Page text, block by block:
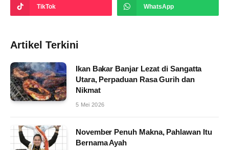
TikTok WhatsApp
Artikel Terkini
Ikan Bakar Banjar Lezat di Sangatta
Utara, Perpaduan Rasa Gurih dan
Nikmat
5 Mei 2026
November Penuh Makna, Pahlawan Itu
Bernama Ayah